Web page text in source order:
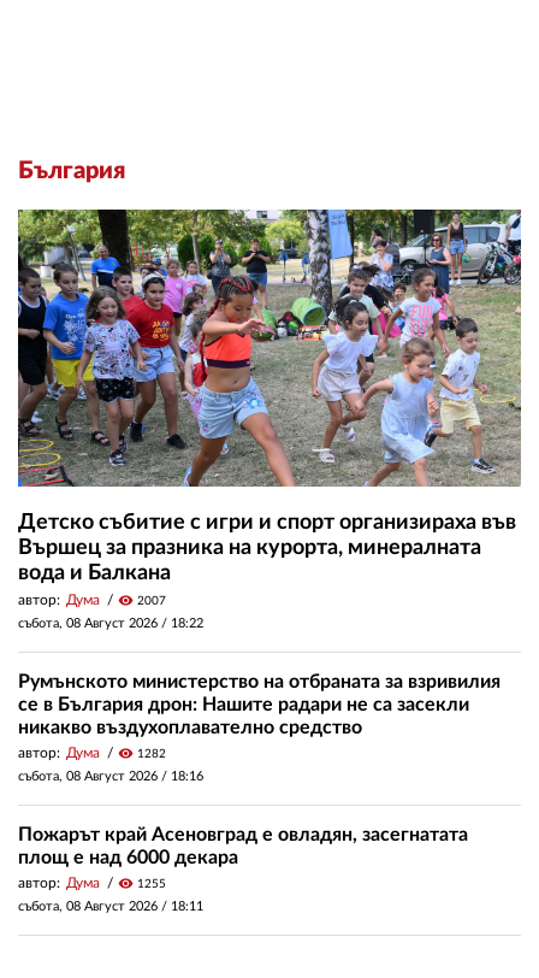
България
Детско събитие с игри и спорт организираха във
Вършец за празника на курорта, минералната
вода и Балкана
автор: Дума visibility 2007
събота, 08 Август 2026 / 18:22
Румънското министерство на отбраната за взривилия
се в България дрон: Нашите радари не са засекли
никакво въздухоплавателно средство
автор: Дума visibility 1282
събота, 08 Август 2026 / 18:16
Пожарът край Асеновград е овладян, засегнатата
площ е над 6000 декара
автор: Дума visibility 1255
събота, 08 Август 2026 / 18:11